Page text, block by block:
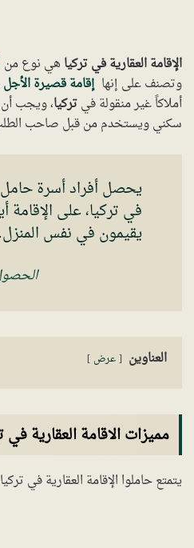
الإقامة العقارية في تركيا هي نوع من
وتصنف على إنها إقامة قصيرة الأجل
أملاكاً غير منقولة فيتركيا، ويجب
سكني ويستخدم من قبل صاحب
يحصل أفراد أسرة حامل
في تركيا، على
يقيمون في نفس المنزل.
العناوين عرض
مميزات الاقامة العقارية في
يتمتع حاملوا الإقامة العقارية في تركيا